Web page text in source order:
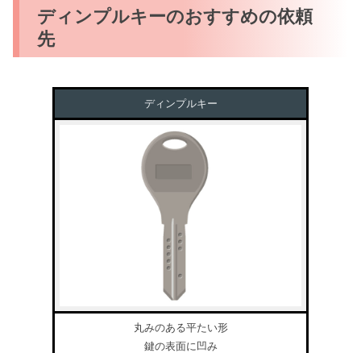
ディンプルキーのおすすめの依頼
先
ディンプルキー
丸みのある平たい形
鍵の表面に凹み